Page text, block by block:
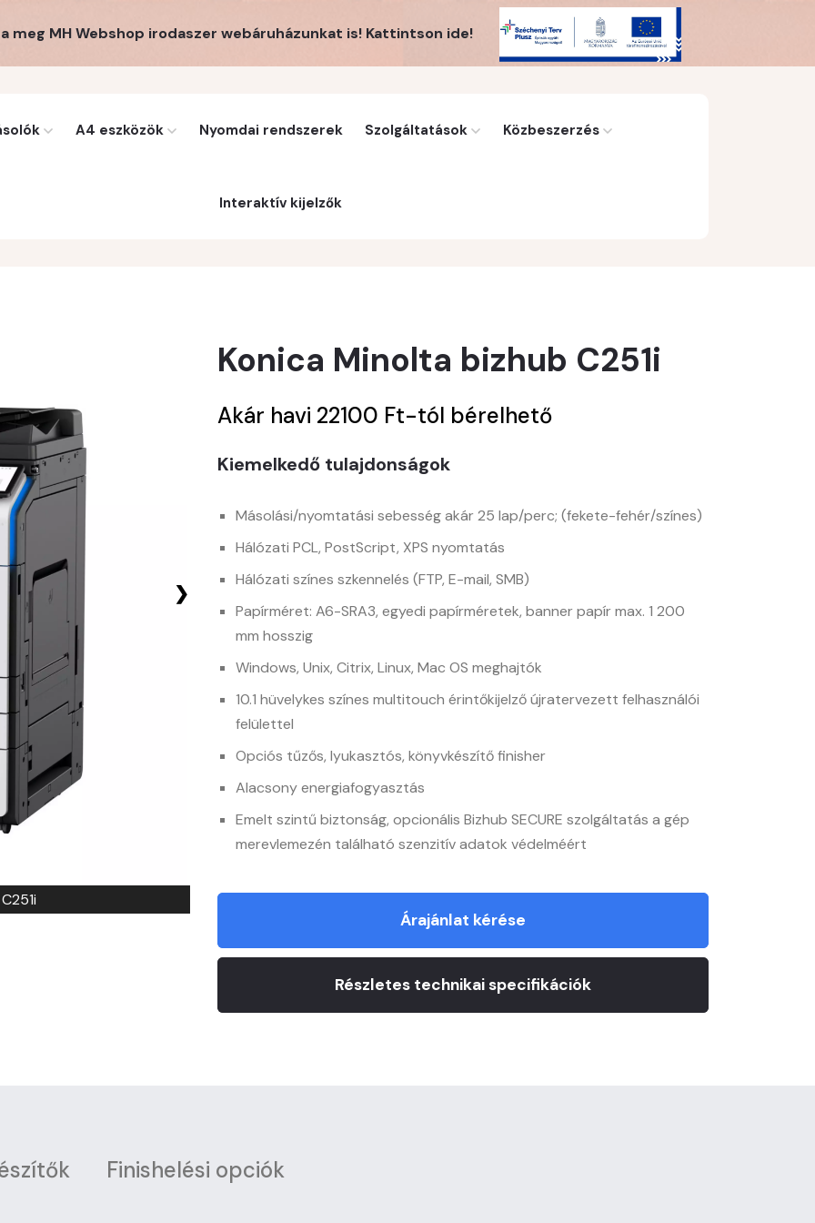
meg MH Webshop irodaszer webáruházunkat is! Kattintson ide!
A4 eszközök Nyomdai rendszerek Szolgáltatások Közbeszerzés
Interaktív kijelzők
❯
Konica Minolta bizhub C251i
Akár havi 22100 Ft-tól bérelhető
Kiemelkedő tulajdonságok
Másolási/nyomtatási sebesség akár 25 lap/perc; (fekete-fehér/színes)
Hálózati PCL, PostScript, XPS nyomtatás
Hálózati színes szkennelés (FTP, E-mail, SMB)
Papírméret: A6-SRA3, egyedi papírméretek, banner papír max. 1 200
mm hosszig
Windows, Unix, Citrix, Linux, Mac OS meghajtók
10.1 hüvelykes színes multitouch érintőkijelző újratervezett felhasználói
felülettel
Opciós tűzős, lyukasztós, könyvkészítő finisher
Alacsony energiafogyasztás
Emelt szintű biztonság, opcionális Bizhub SECURE szolgáltatás a gép
merevlemezén található szenzitív adatok védelméért
Árajánlat kérése
Részletes technikai specifikációk
Finishelési opciók